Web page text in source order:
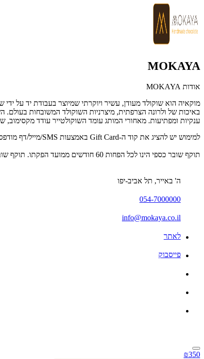
MOKAYA
אודות MOKAYA
מוקאיה הוא שוקולד מעודן, עשיר ויוקרתי שמיוצר בעבודת יד על ידי
באיכות של ולרונה הצרפתית, מיצרניות השוקולד המשובחות בעולם.
ענקיות ומפתיעות. מאחורי המותג עומד השוקולטייר עודד
למימוש יש להציג את קוד ה-Gift Card באמצעות SMS/מייל/דף מודפס. לפרטים נוספים: 054-7000000.
תוקף שובר כספי הינו לכל הפחות 60 חודשים ממועד הפקתו. תוקף שובר לרכישת מוצר או שירות מסויים יהיה לכל הפחות 24 חודשים ממועד הפקתו
ה' באייר, תל אביב-יפו
054-7000000
info@mokaya.co.il
לאתר
פייסבוק
₪350